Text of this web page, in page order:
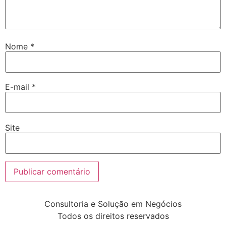
Nome *
E-mail *
Site
Consultoria e Solução em Negócios
Todos os direitos reservados